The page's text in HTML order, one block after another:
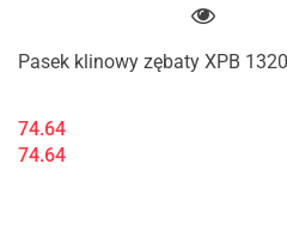
Pasek klinowy zębaty XPB
74.64
74.64